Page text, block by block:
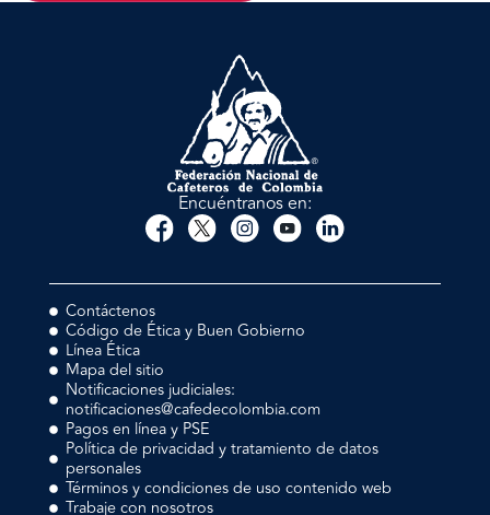
Encuéntranos en:
Contáctenos
Código de Ética y Buen Gobierno
Línea Ética
Mapa del sitio
Notificaciones judiciales:
notificaciones@cafedecolombia.com
Pagos en línea y PSE
Política de privacidad y tratamiento de datos
personales
Términos y condiciones de uso contenido web
Trabaje con nosotros